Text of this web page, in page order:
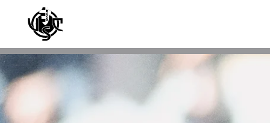
Skip to main content